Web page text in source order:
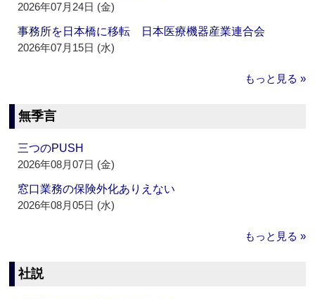
2026年07月24日 (金)
事務所を日本橋に移転 日本医療機器産業連合会
2026年07月15日 (水)
もっと見る »
無季言
三つのPUSH
2026年08月07日 (金)
窓口業務の保険外化ありえない
2026年08月05日 (水)
もっと見る »
社説